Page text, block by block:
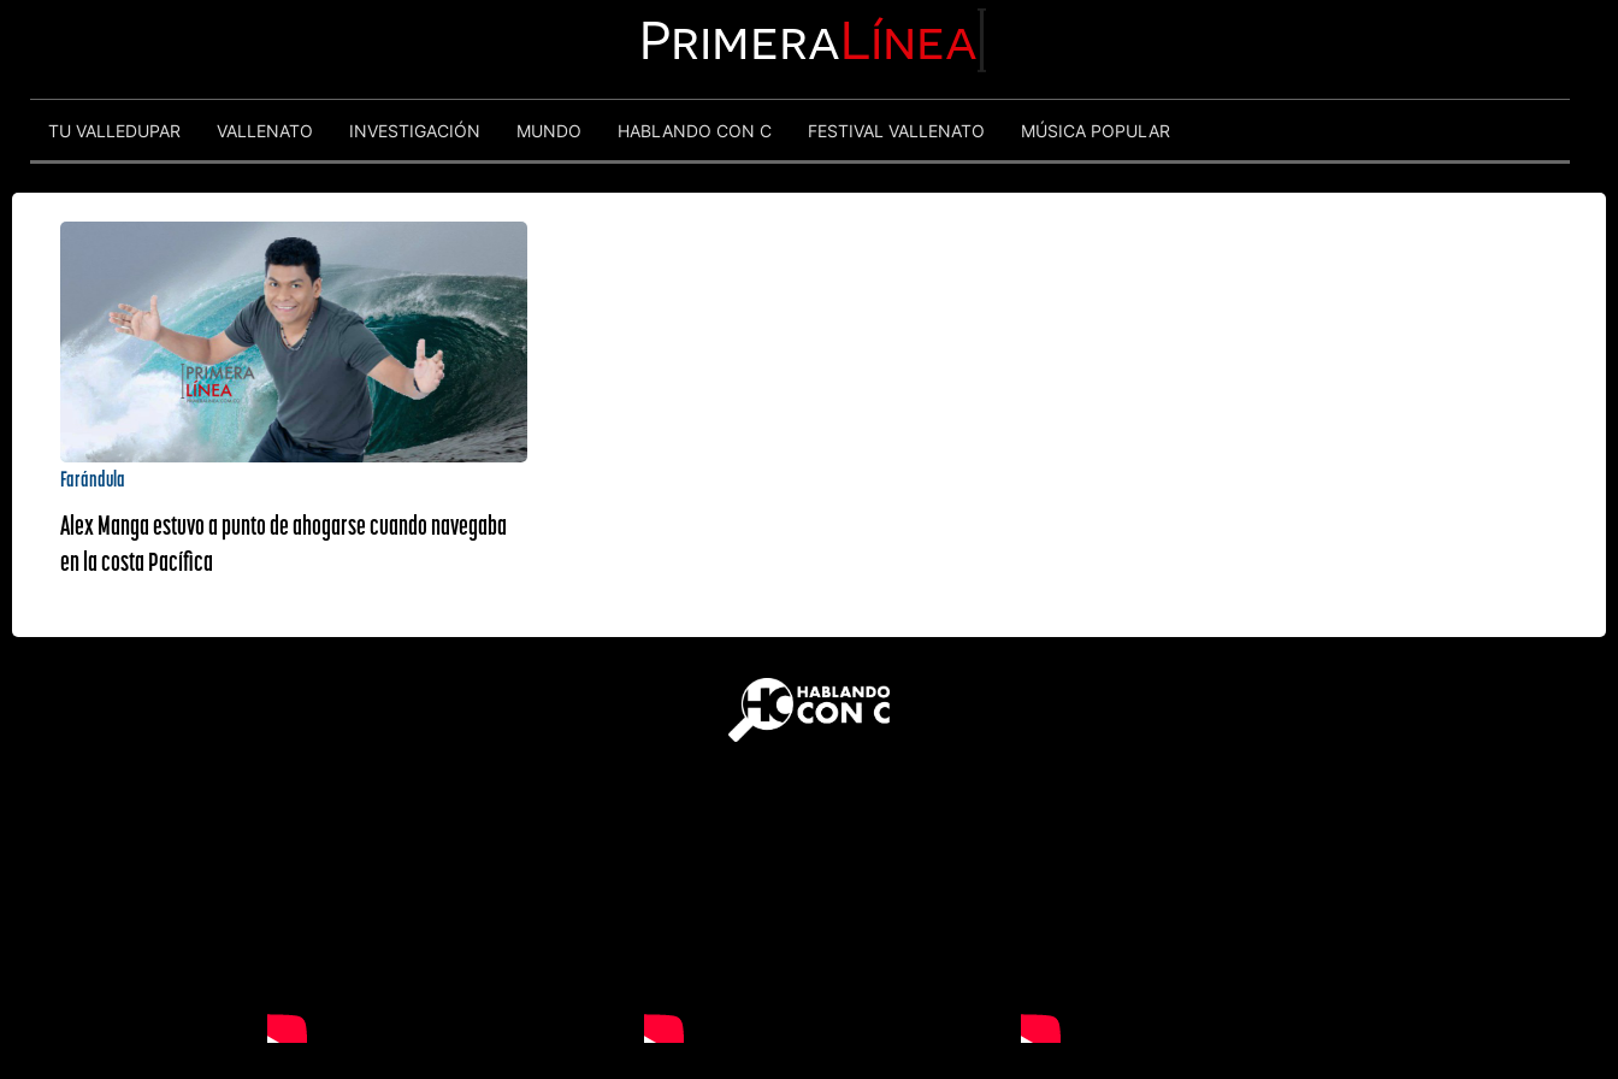
PrimeraLínea
TU VALLEDUPAR VALLENATO INVESTIGACIÓN MUNDO HABLANDO CON C FESTIVAL VALLENATO MÚSICA POPULAR
Farándula
Alex Manga estuvo a punto de ahogarse cuando navegaba
en la costa Pacífica